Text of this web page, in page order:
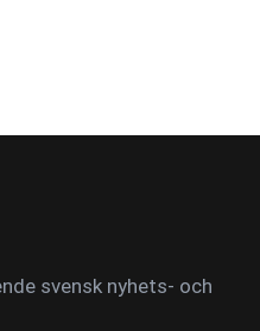
svensk nyhets- och